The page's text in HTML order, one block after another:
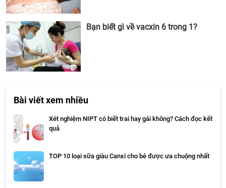
Bạn biết gì về vacxin 6 trong 1?
Bài viết xem nhiều
Xét nghiệm NIPT có biết trai hay gái không? Cách đọc kết
quả
TOP 10 loại sữa giàu Canxi cho bé được ưa chuộng nhất